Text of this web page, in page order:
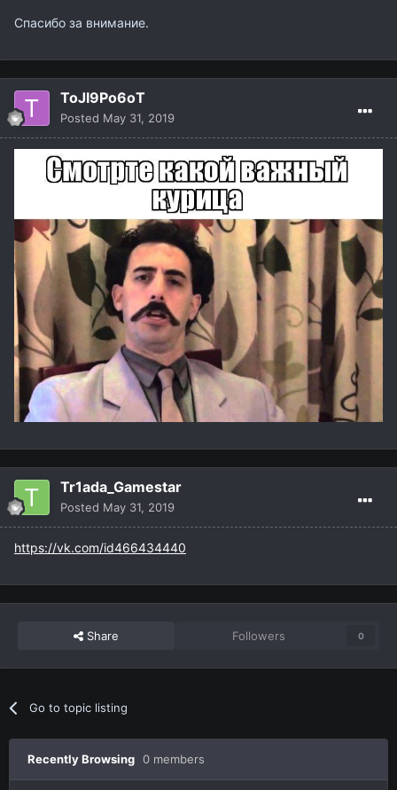
Спасибо за внимание.
ToJI9Po6оT
Posted May 31, 2019
Tr1ada_Gamestar
Posted May 31, 2019
https://vk.com/id466434440
Share Followers 0
Go to topic listing
Recently Browsing 0 members